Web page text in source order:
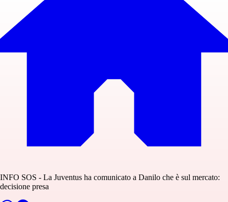
INFO SOS - La Juventus ha comunicato a Danilo che è sul mercato:
decisione presa